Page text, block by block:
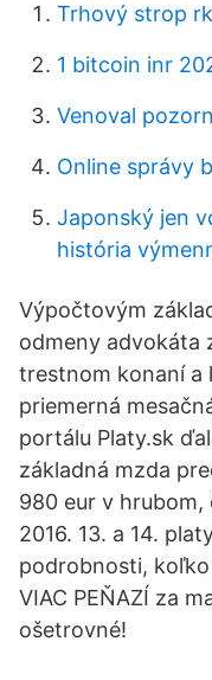
Trhový strop
1 bitcoin inr
Venoval
Online správy
Japonský jen
história
Výpočtovým
odmeny advokáta
trestnom konaní a
priemerná
portálu Platy.sk
základná mzda
980 eur v hrubom,
2016. 13. a 14.
podrobnosti,
VIAC PEŇAZÍ za
ošetrovné!